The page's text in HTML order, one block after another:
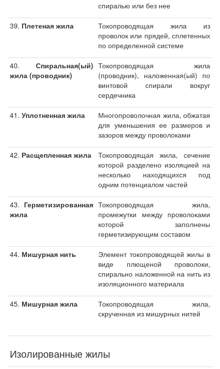
спиралью или без нее
39. Плетеная жила
Токопроводящая жила из
проволок или прядей, сплетенных
по определенной системе
40. Спиральная(ый)
жила (проводник)
Токопроводящая жила
(проводник), наложенная(ый) по
винтовой спирали вокруг
сердечника
41. Уплотненная жила
Многопроволочная жила, обжатая
для уменьшения ее размеров и
зазоров между проволоками
42. Расщепленная жила
Токопроводящая жила, сечение
которой разделено изоляцией на
несколько находящихся под
одним потенциалом частей
43. Герметизированная
жила
Токопроводящая жила,
промежутки между проволоками
которой заполнены
герметизирующим составом
44. Мишурная нить
Элемент токопроводящей жилы в
виде плющеной проволоки,
спирально наложенной на нить из
изоляционного материала
45. Мишурная жила
Токопроводящая жила,
скрученная из мишурных нитей
Изолированные жилы